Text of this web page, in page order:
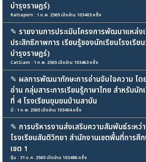
บำรุงราษฎร์)
Rattaporn : 1 ก.พ. 2565 เปิดอ่าน 103403 ครั้ง
✎ รายงานการประเมินโครงการพัฒนาแหล่ง
ประสิทธิภาพการ เรียนรู้ของนักเรียนโรงเรี
บำรุงราษฎร์)
CatSiam : 1 ก.พ. 2565 เปิดอ่าน 103463 ครั้ง
✎ ผลการพัฒนาทักษะการอ่านจับใจความ โด
อ่าน กลุ่มสาระการเรียนรู้ภาษาไทย สำหรับนั
ที่ 4 โรงเรียนชุมชนบ้านสาบัน
นี : 1 ก.พ. 2565 เปิดอ่าน 103404 ครั้ง
✎ การบริหารงานส่งเสริมความสัมพันธ์ระหว่
โรงเรียนสันติวิทยา สำนักงานเขตพื้นที่การศึ
เขต 1
ปุ้ม : 31 ม.ค. 2565 เปิดอ่าน 103486 ครั้ง